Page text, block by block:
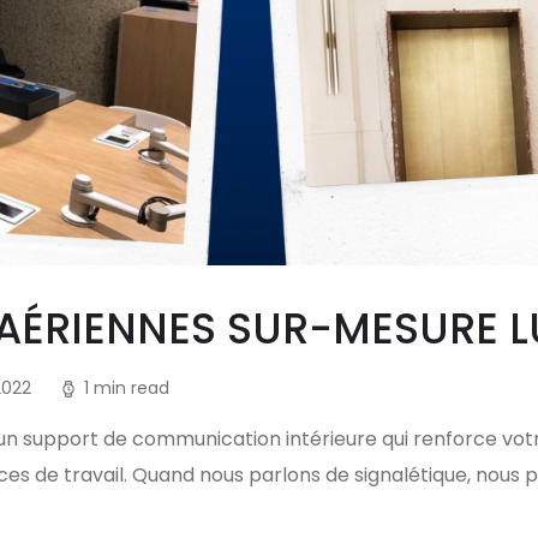
SUR-MESURE
1 min read
support de communication intérieure qui renforce
de travail. Quand nous parlons de signalétique, nous